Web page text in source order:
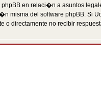
en relaci�n a asuntos
misma del software phpBB. Si
o directamente no recibir